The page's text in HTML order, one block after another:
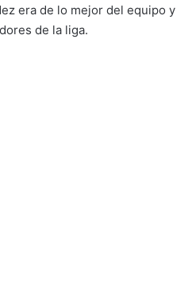
era de lo mejor del equipo y
de la liga.